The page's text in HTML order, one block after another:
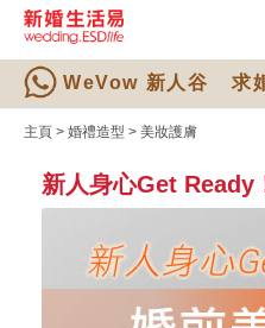
WeVow 新人谷 求
主頁 > 婚禮造型 > 美妝護膚
新人身心Get Ready